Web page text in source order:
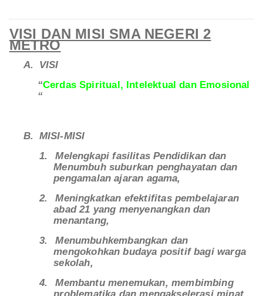
VISI DAN MISI SMA NEGERI 2
METRO
A.
VISI
“Cerdas Spiritual, Intelektual dan Emosional
“
B. MISI-MISI
1.
Melengkapi fasilitas Pendidikan dan
Menumbuh suburkan penghayatan dan
pengamalan ajaran agama,
2.
Meningkatkan efektifitas pembelajaran
abad 21 yang menyenangkan dan
menantang,
3.
Menumbuhkembangkan dan
mengokohkan budaya positif bagi warga
sekolah,
4.
Membantu menemukan, membimbing
problematika dan mengakselerasi minat,